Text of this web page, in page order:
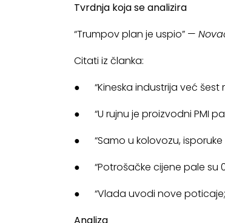
Tvrdnja koja se analizira
“Trumpov plan je uspio” —
Citati iz članka:
● “Kineska industrija već šest
● “U rujnu je proizvodni PMI
● “Samo u kolovozu, isporuke
● “Potrošačke cijene pale su
● “Vlada uvodi nove poticaje;